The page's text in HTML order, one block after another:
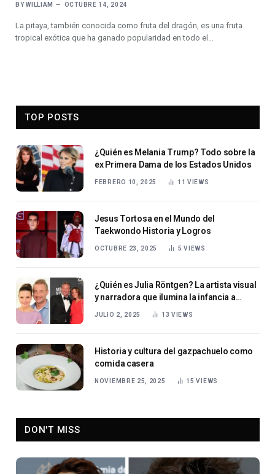
BY WILLIAM OCTUBRE 14, 2024
La pitaya, también conocida como fruta del dragón, es una fruta
tropical exótica que ha ganado popularidad en todo el…
TOP POSTS
¿Quién es Melania Trump? Todo sobre la
ex Primera Dama de los Estados Unidos
FEBRERO 10, 2025 11VIEWS
Jesus Tortosa en el Mundo del
Taekwondo Historia y Logros
OCTUBRE 23, 2025 5VIEWS
¿Quién es Julia Röntgen? La artista visual
y narradora que ilumina la infancia a
través de la imaginación y la ilustración
JULIO 2, 2025 13 VIEWS
Historia y cultura del gazpachuelo como
comida casera
NOVIEMBRE 25, 2025 15VIEWS
DON'T MISS